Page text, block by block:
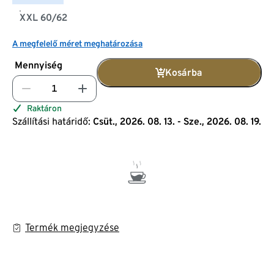
XXL 60/62
A megfelelő méret meghatározása
Mennyiség
Kosárba
Raktáron
Szállítási határidő: Csüt., 2026. 08. 13. - Sze., 2026. 08. 19.
Termék megjegyzése